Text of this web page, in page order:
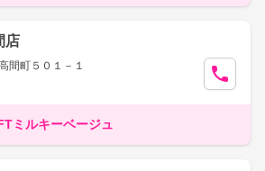
店
間町５０１－１
ミルキーベージュ